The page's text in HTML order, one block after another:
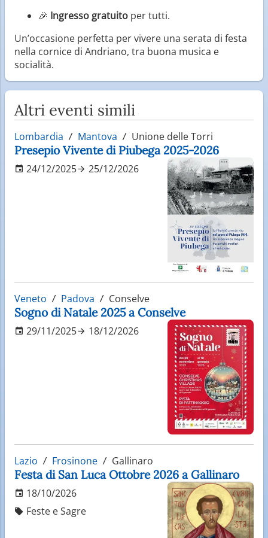
🎉 Ingresso gratuito per tutti.
Un’occasione perfetta per vivere una serata di festa
nella cornice di Andriano, tra buona musica e
socialità.
Altri eventi simili
Lombardia Mantova Unione delle Torri
Presepio Vivente di Piubega 2025-2026
24/12/2025 25/12/2026
Veneto Padova Conselve
Sogno di Natale 2025 a Conselve
29/11/2025 18/12/2026
Lazio Frosinone Gallinaro
Festa di San Luca Ottobre 2026 a Gallinaro
18/10/2026
Feste e Sagre